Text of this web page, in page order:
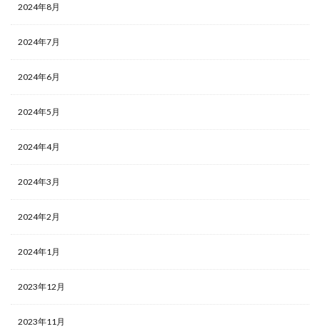
2024年8月
2024年7月
2024年6月
2024年5月
2024年4月
2024年3月
2024年2月
2024年1月
2023年12月
2023年11月